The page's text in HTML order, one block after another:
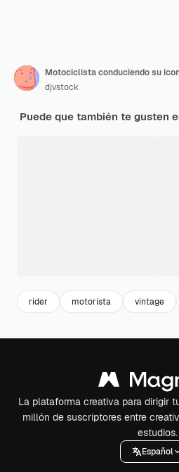
Motociclista conduciendo su
djvstock
Puede que también te gusten
rider motorista vintage
La plataforma creativa para dirigir
millón de suscriptores entre
estudios.
Español